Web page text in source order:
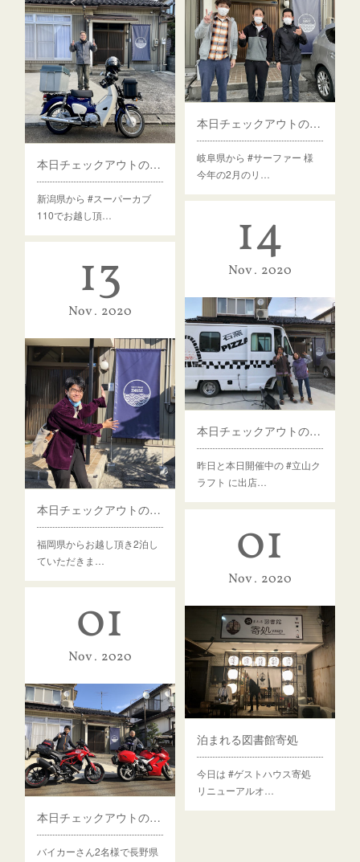
本日チェックアウトのゲスト様
岐阜県から #サーファー 様
今年の2月のリ…
本日チェックアウトのゲスト様
新潟県から #スーパーカブ
110でお越し頂…
14
Nov 2020
本日チェックアウトのゲスト様
昨日と本日開催中の #立山ク
ラフト に出店…
13
Nov 2020
本日チェックアウトのゲスト様
福岡県からお越し頂き2泊し
ていただきま…
01
Nov 2020
泊まれる図書館寄処
今日は #ゲストハウス寄処
リニューアルオ…
01
Nov 2020
本日チェックアウトのゲスト様
バイカーさん2名様で長野県